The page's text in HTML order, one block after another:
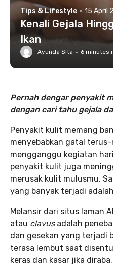
Tips & Lifestyle · 15 April
Kenali Gejala
Ikan
Ayunda Sita · 6 minutes
Pernah dengar penyakit
dengan cari tahu gejala
Penyakit kulit memang
menyebabkan gatal
mengganggu kegiatan
penyakit kulit juga
merusak kulit mulusmu.
yang banyak terjadi
Melansir dari situs laman
atau clavusadalah
dan gesekan yang terjadi
terasa lembut saat
keras dan kasar jika diraba.